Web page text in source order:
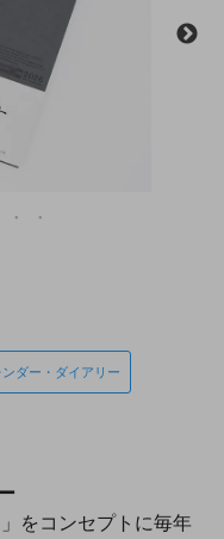
ダー・ダイアリー
をコンセプトに毎年